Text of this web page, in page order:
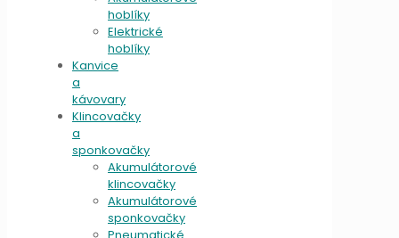
hoblíky
Elektrické
hoblíky
Kanvice
a
kávovary
Klincovačky
a
sponkovačky
Akumulátorové
klincovačky
Akumulátorové
sponkovačky